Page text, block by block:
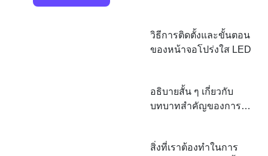
วิธีการติดตั้งและขั้นตอน
ของหน้าจอโปร่งใส LED
อธิบายสั้น ๆ เกี่ยวกับ
บทบาทสำคัญของการ
ศูนย์ตรวจสอบความ
สิ่งที่เราต้องทำในการ